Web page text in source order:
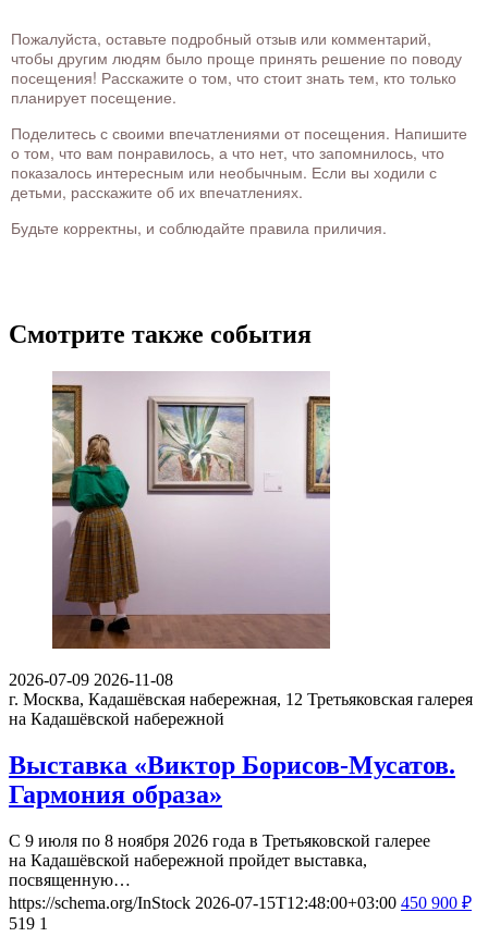
Пожалуйста, оставьте подробный отзыв или комментарий,
чтобы другим людям было проще принять решение по поводу
посещения! Расскажите о том, что стоит знать тем, кто только
планирует посещение.
Поделитесь с своими впечатлениями от посещения. Напишите
о том, что вам понравилось, а что нет, что запомнилось, что
показалось интересным или необычным. Если вы ходили с
детьми, расскажите об их впечатлениях.
Будьте корректны, и соблюдайте правила приличия.
Смотрите также события
2026-07-09 2026-11-08
г. Москва, Кадашёвская набережная, 12 Третьяковская галерея
на Кадашёвской набережной
Выставка «Виктор Борисов-Мусатов.
Гармония образа»
С 9 июля по 8 ноября 2026 года в Третьяковской галерее
на Кадашёвской набережной пройдет выставка,
посвященную…
https://schema.org/InStock 2026-07-15T12:48:00+03:00 450 900 ₽
519 1